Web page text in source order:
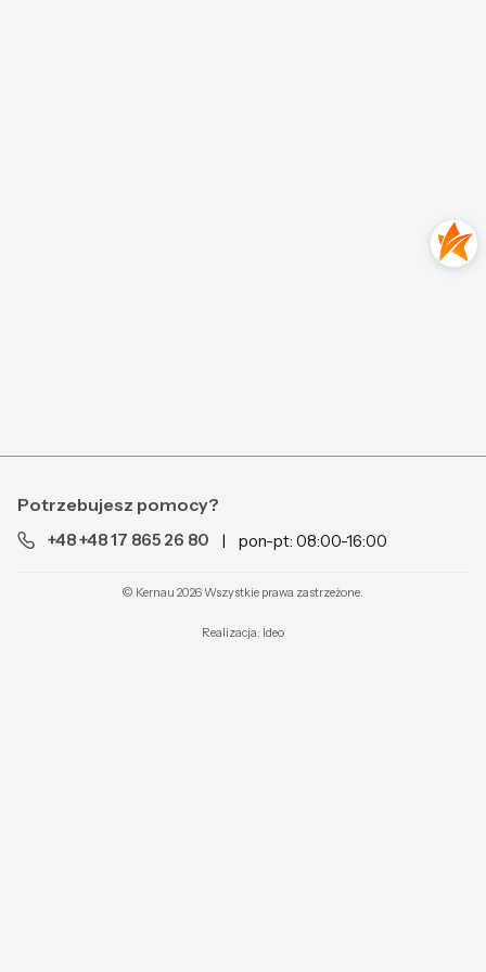
Potrzebujesz pomocy?
+48 +48 17 865 26 80 | pon-pt: 08:00-16:00
© Kernau 2026 Wszystkie prawa zastrzeżone.
Realizacja: Ideo